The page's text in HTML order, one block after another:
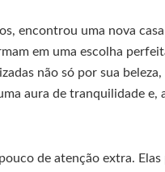
encontrou uma nova
em uma escolha
não só por sua
aura de tranquilidade e,
de atenção extra.